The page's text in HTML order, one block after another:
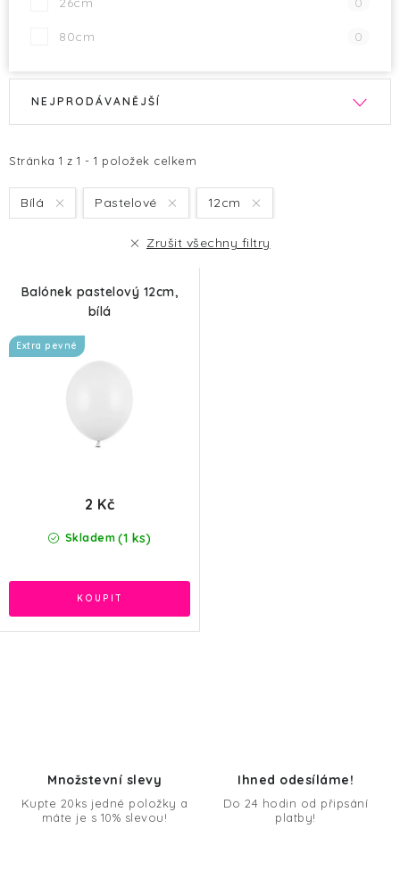
80cm 0
i
s
p
d
k
t
Stránka 1 z 1 - 1 položek celkem
e
n
í
o
u
k
NEJPRODÁVANĚJŠÍ
Bílá Pastelové 12cm
Zrušit všechny filtry
Balónek pastelový 12cm,
bílá
Extra pevné
Skladem (1 ks)
2 Kč
Množstevní slevy
Kupte 20ks jedné položky a
máte je s 10% slevou!
Ihned odesíláme!
Do 24 hodin od připsání
platby!